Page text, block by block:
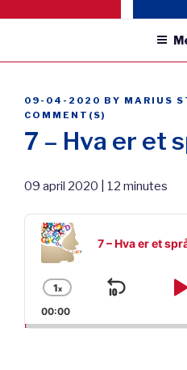
POSTED
ON
09-04-2020 BY MARIUS
COMMENT(S)
7 – Hva er et
09 april 2020 | 12 minutes
Audio
Player
7 – Hva er et
Change
Playback
Rate
1x
Skip
00:00